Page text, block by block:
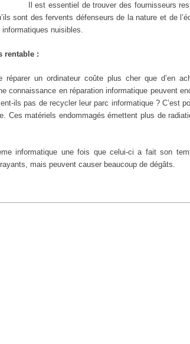
Il est essentiel de trouver des fournisseurs
sont des fervents défenseurs de la nature et de
nuisibles.
rentable :
réparer un ordinateur coûte plus cher que d’en
connaissance en réparation informatique peuvent
ils pas de recycler leur parc informatique ? C’est
Ces matériels endommagés émettent plus de
informatique une fois que celui-ci a fait son
mais peuvent causer beaucoup de dégâts.